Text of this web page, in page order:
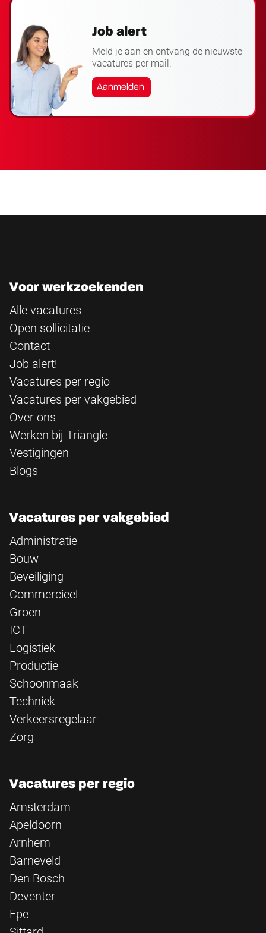
Job alert
Meld je aan en ontvang de nieuwste
vacatures per mail.
Aanmelden
Voor werkzoekenden
Alle vacatures
Open sollicitatie
Contact
Job alert!
Vacatures per regio
Vacatures per vakgebied
Over ons
Werken bij Triangle
Vestigingen
Blogs
Vacatures per vakgebied
Administratie
Bouw
Beveiliging
Commercieel
Groen
ICT
Logistiek
Productie
Schoonmaak
Techniek
Verkeersregelaar
Zorg
Vacatures per regio
Amsterdam
Apeldoorn
Arnhem
Barneveld
Den Bosch
Deventer
Epe